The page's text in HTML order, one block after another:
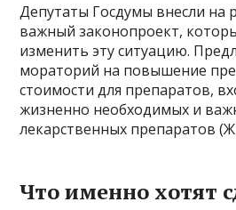
Депутаты Госдумы внесли на
важный законопроект,
изменить эту ситуацию.
мораторий на повышение
стоимости для препаратов,
жизненно необходимых и
лекарственных препаратов
Что именно хотят